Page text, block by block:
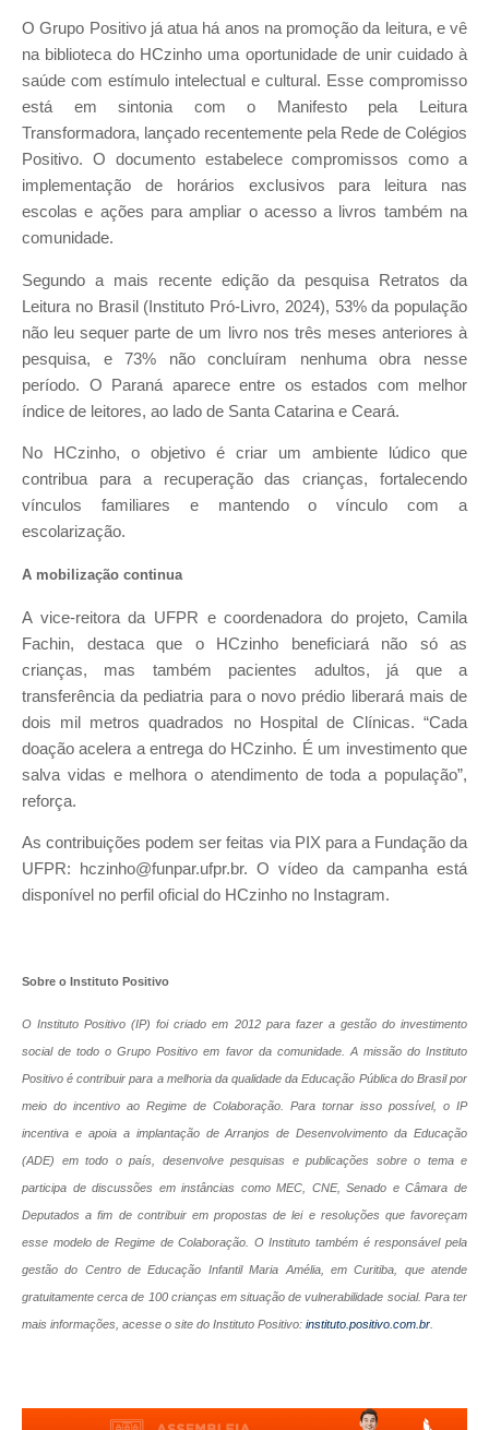
O Grupo Positivo já atua há anos na promoção da leitura, e vê
na biblioteca do HCzinho uma oportunidade de unir cuidado à
saúde com estímulo intelectual e cultural. Esse compromisso
está em sintonia com o Manifesto pela Leitura
Transformadora, lançado recentemente pela Rede de Colégios
Positivo. O documento estabelece compromissos como a
implementação de horários exclusivos para leitura nas
escolas e ações para ampliar o acesso a livros também na
comunidade.
Segundo a mais recente edição da pesquisa Retratos da
Leitura no Brasil (Instituto Pró-Livro, 2024), 53% da população
não leu sequer parte de um livro nos três meses anteriores à
pesquisa, e 73% não concluíram nenhuma obra nesse
período. O Paraná aparece entre os estados com melhor
índice de leitores, ao lado de Santa Catarina e Ceará.
No HCzinho, o objetivo é criar um ambiente lúdico que
contribua para a recuperação das crianças, fortalecendo
vínculos familiares e mantendo o vínculo com a
escolarização.
A mobilização continua
A vice-reitora da UFPR e coordenadora do projeto, Camila
Fachin, destaca que o HCzinho beneficiará não só as
crianças, mas também pacientes adultos, já que a
transferência da pediatria para o novo prédio liberará mais de
dois mil metros quadrados no Hospital de Clínicas. “Cada
doação acelera a entrega do HCzinho. É um investimento que
salva vidas e melhora o atendimento de toda a população”,
reforça.
As contribuições podem ser feitas via PIX para a Fundação da
UFPR: hczinho@funpar.ufpr.br. O vídeo da campanha está
disponível no perfil oficial do HCzinho no Instagram.
Sobre o Instituto Positivo
O Instituto Positivo (IP) foi criado em 2012 para fazer a gestão do investimento
social de todo o Grupo Positivo em favor da comunidade. A missão do Instituto
Positivo é contribuir para a melhoria da qualidade da Educação Pública do Brasil por
meio do incentivo ao Regime de Colaboração. Para tornar isso possível, o IP
incentiva e apoia a implantação de Arranjos de Desenvolvimento da Educação
(ADE) em todo o país, desenvolve pesquisas e publicações sobre o tema e
participa de discussões em instâncias como MEC, CNE, Senado e Câmara de
Deputados a fim de contribuir em propostas de lei e resoluções que favoreçam
esse modelo de Regime de Colaboração. O Instituto também é responsável pela
gestão do Centro de Educação Infantil Maria Amélia, em Curitiba, que atende
gratuitamente cerca de 100 crianças em situação de vulnerabilidade social. Para ter
mais informações, acesse o site do Instituto Positivo: instituto.positivo.com.br